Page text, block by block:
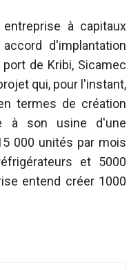
à capitaux
d'implantation
de Kribi, Sicamec
qui, pour l'instant,
termes de création
à son usine d'une
000 unités par mois
et 5000
entend créer 1000